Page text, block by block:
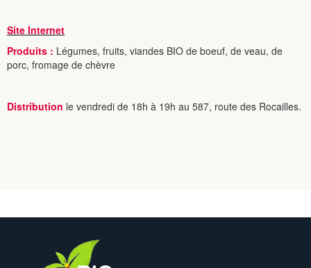
Site Internet
Produits : Légumes, fruits, viandes BIO de boeuf, de veau, de
porc, fromage de chèvre
Distribution le vendredi de 18h à 19h au 587, route des Rocailles.